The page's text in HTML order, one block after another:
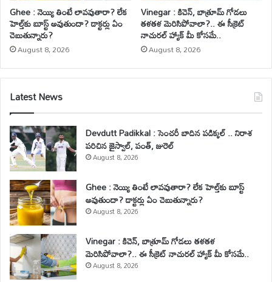
Ghee : నెయ్యి తింటే లావవుతారా? లేక
హెల్త్‌కు బూస్ట్ అవుతుందా? డాక్టర్లు ఏం
చెబుతున్నారు?
August 8, 2026
Vinegar : కిచెన్, బాత్రూమ్ గోడలు
తళతళ మెరిసిపోవాలా?.. ఈ సీక్రెట్
నాచురల్ హ్యాక్ మీ కోసమే..
August 8, 2026
Latest News
Devdutt Padikkal : సెంచరీ బాదిన పడిక్కల్ .. నిరాశ
పరిచిన జైస్వాల్, పంత్, జురెల్
August 8, 2026
Ghee : నెయ్యి తింటే లావవుతారా? లేక హెల్త్‌కు బూస్ట్
అవుతుందా? డాక్టర్లు ఏం చెబుతున్నారు?
August 8, 2026
Vinegar : కిచెన్, బాత్రూమ్ గోడలు తళతళ
మెరిసిపోవాలా?.. ఈ సీక్రెట్ నాచురల్ హ్యాక్ మీ కోసమే..
August 8, 2026